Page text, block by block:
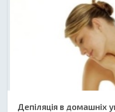
Депіляція в домашніх